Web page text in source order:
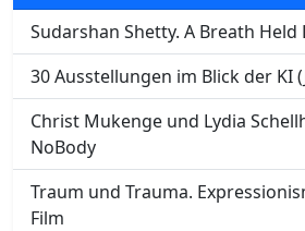
Sudarshan Shetty. A Breath Held
30 Ausstellungen im Blick der KI
Christ Mukenge und Lydia
NoBody
Traum und Trauma.
Film